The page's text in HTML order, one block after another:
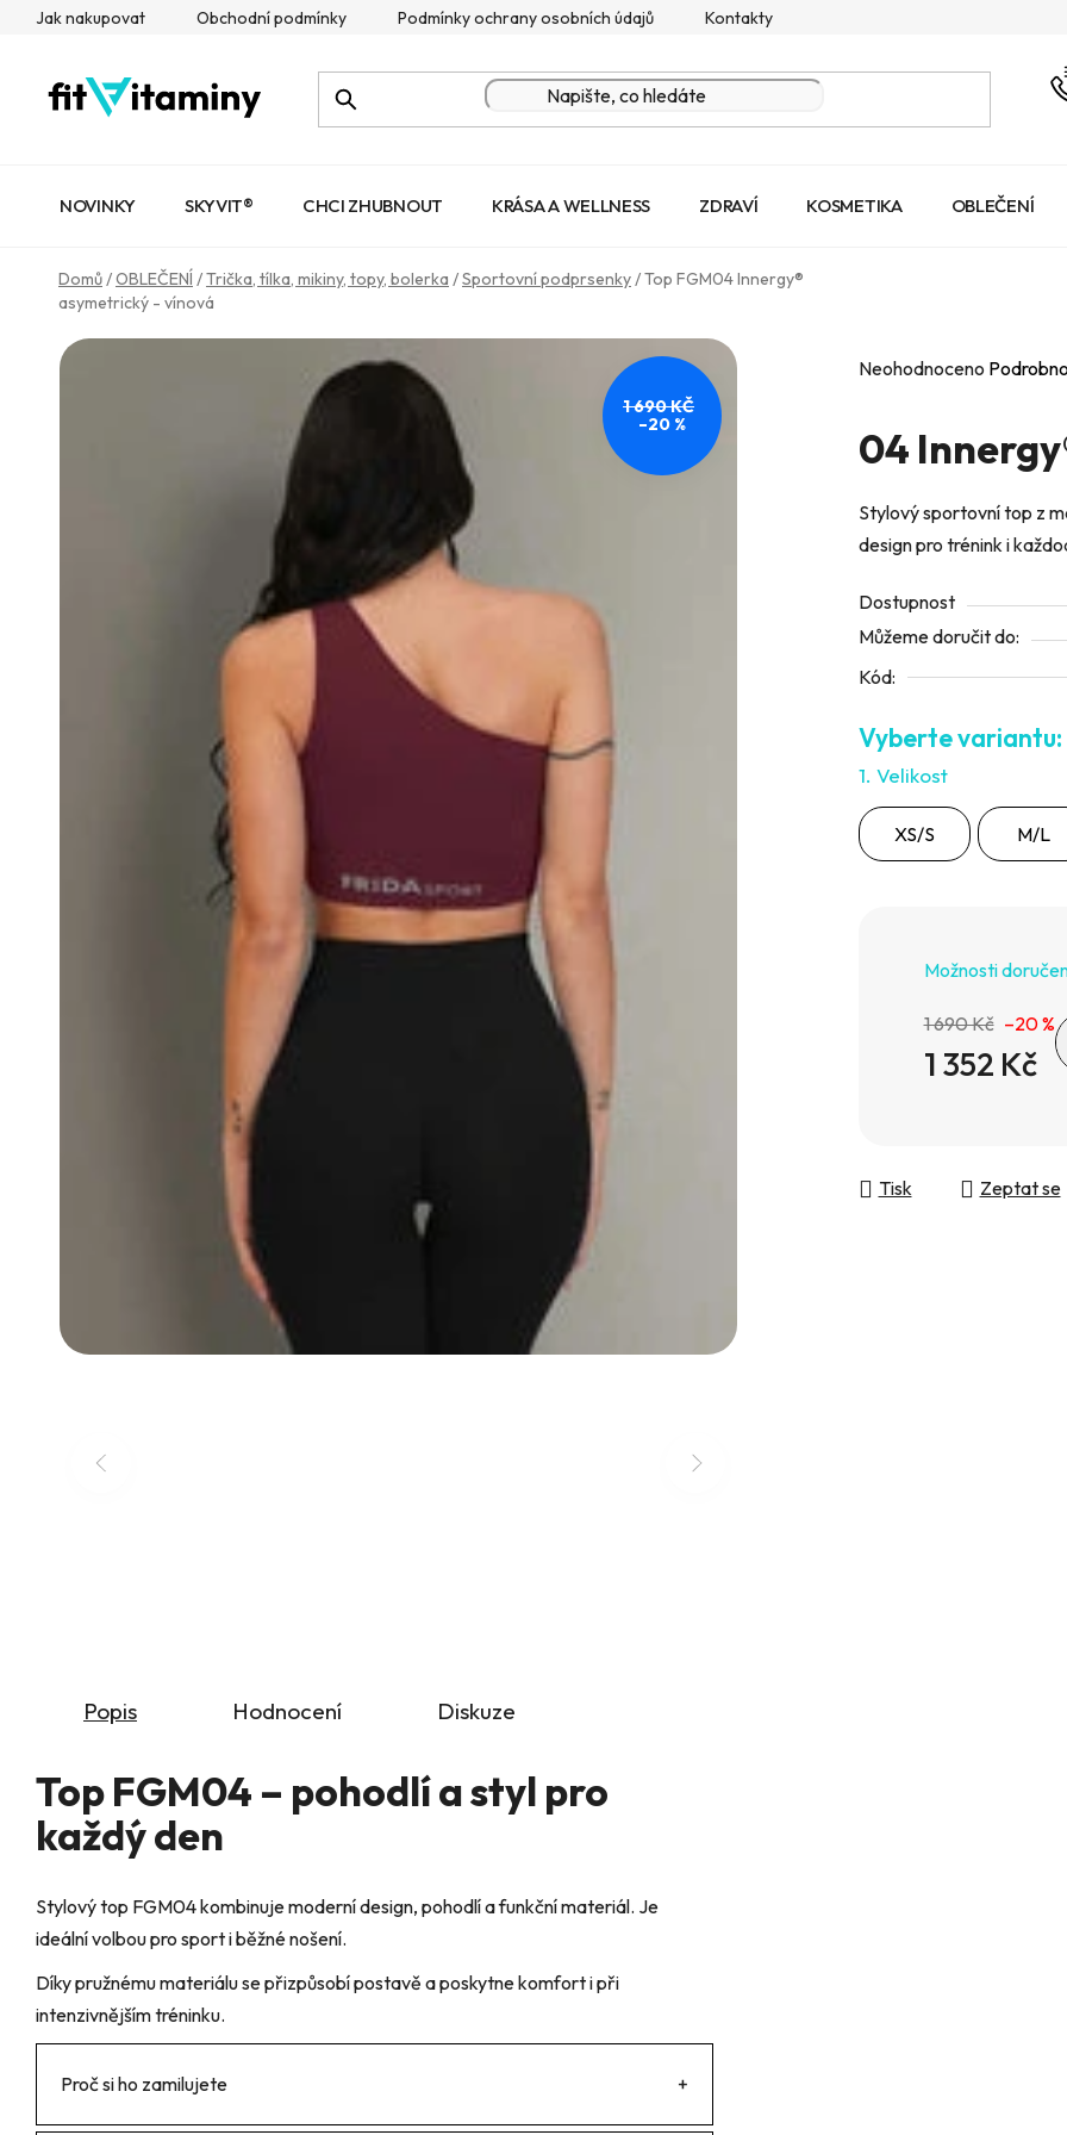
PřejítJak nakupovat Obchodní podmínky Podmínky ochrany osobních údajů Kontakty
NOVINKY SKYVIT® CHCI ZHUBNOUT KRÁSA A WELLNESS ZDRAVÍ KOSMETIKA OBLEČENÍ
Domů/OBLEČENÍ /Trička, tílka, mikiny, topy, bolerka /Sportovní podprsenky/Top FGM04 Innergy®
asymetrický - vínová
Průměrné
produktu
je
hvězdiček.
Neohodnoceno
04
Stylový sportovní top z
design pro trénink i
Dostupnost
Můžeme doručit do:
Kód:
1. Velikost
XS/S M/L
Možnosti
1 690 Kč –20 %
1 352 Kč
Tisk Zeptat se
1 690 KČ
–20 %
Popis Hodnocení Diskuze
Top FGM04 – pohodlí a styl pro
každý den
Stylový top FGM04 kombinuje moderní design, pohodlí a funkční materiál. Je
ideální volbou pro sport i běžné nošení.
Díky pružnému materiálu se přizpůsobí postavě a poskytne komfort i při
intenzivnějším tréninku.
Proč si ho zamilujete +